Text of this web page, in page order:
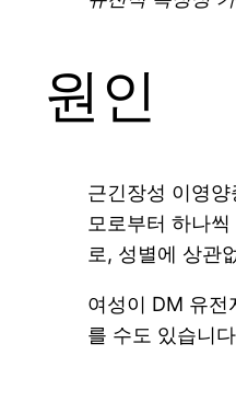
원인
근긴장성 이영
모로부터 하나
로, 성별에 상관
여성이 DM 유전
를 수도 있습니